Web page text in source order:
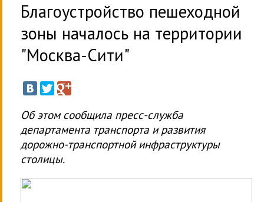
Благоустройство пешеходной
зоны началось на территории
"Москва-Сити"
Об этом сообщила пресс-служба
департамента транспорта и развития
дорожно-транспортной инфраструктуры
столицы.